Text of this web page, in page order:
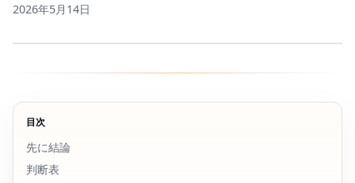
2026年5月14日
目次
先に結論
判断表